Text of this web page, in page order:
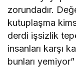
zorundadır.
kutuplaşma
derdi işsizlik
insanları karşı
bunları